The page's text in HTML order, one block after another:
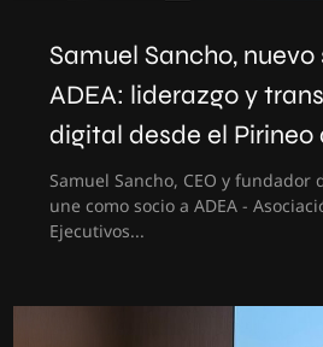
Samuel Sancho, nuevo
ADEA: liderazgo y
digital desde el Pirineo
Samuel Sancho, CEO y fundador
une como socio a ADEA -
Ejecutivos...